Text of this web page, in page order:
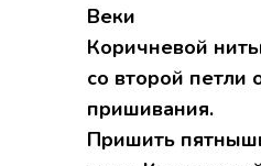
Веки
Коричневой
со второй петли
пришивания.
Пришить